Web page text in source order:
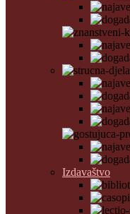
Izdavaštvo